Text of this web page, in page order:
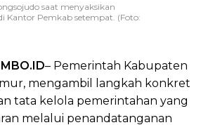
saat menyaksikan
Kantor Pemkab setempat. (Foto:
– Pemerintah Kabupaten
mengambil langkah konkret
tata kelola pemerintahan yang
melalui penandatanganan